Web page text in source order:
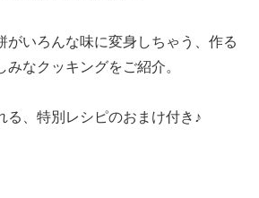
がいろんな味に変身しちゃう、作る
なクッキングをご紹介。
る、特別レシピのおまけ付き♪